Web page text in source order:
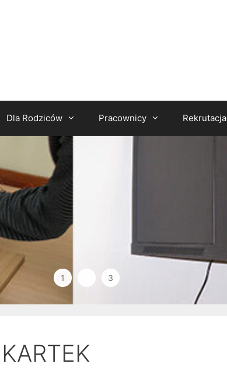
Dla Rodziców Pracownicy Rekrutacja
1 3